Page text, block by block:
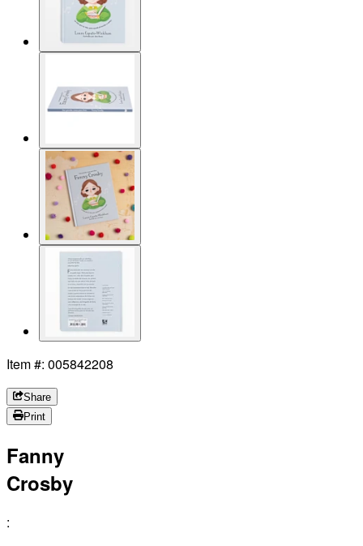
Item #: 005842208
Share
Print
Fanny
Crosby
: